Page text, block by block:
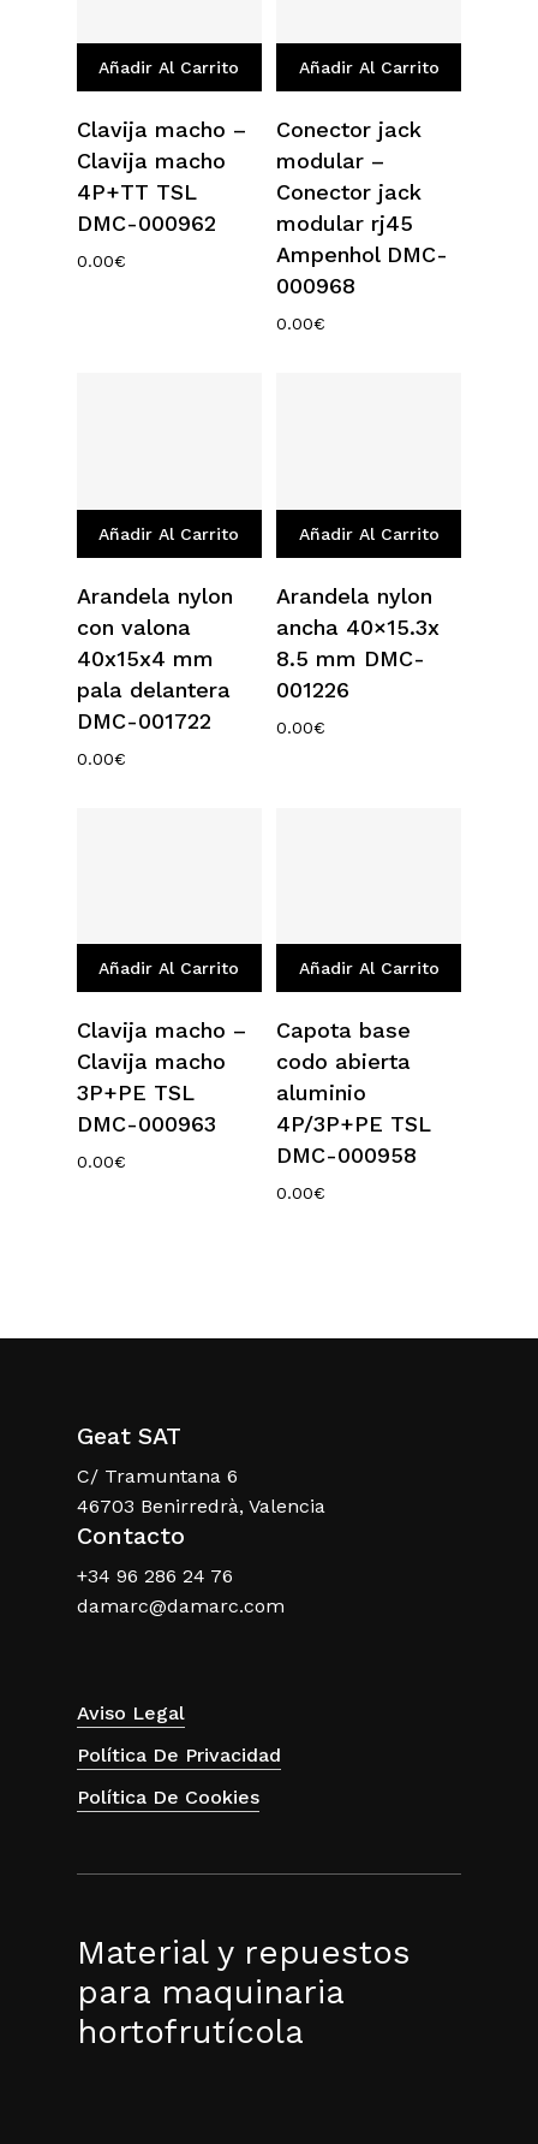
Añadir Al Carrito
Clavija macho –
Clavija macho
4P+TT TSL
DMC-000962
0.00€
Añadir Al Carrito
Conector jack
modular –
Conector jack
modular rj45
Ampenhol DMC-
000968
0.00€
Añadir Al Carrito
Arandela nylon
con valona
40x15x4 mm
pala delantera
DMC-001722
0.00€
Añadir Al Carrito
Arandela nylon
ancha 40×15.3x
8.5 mm DMC-
001226
0.00€
Añadir Al Carrito
Clavija macho –
Clavija macho
3P+PE TSL
DMC-000963
0.00€
Añadir Al Carrito
Capota base
codo abierta
aluminio
4P/3P+PE TSL
DMC-000958
0.00€
Geat SAT
C/ Tramuntana 6
46703 Benirredrà, Valencia
Contacto
+34 96 286 24 76
damarc@damarc.com
Aviso Legal
Política De Privacidad
Política De Cookies
Material y repuestos
para maquinaria
hortofrutícola